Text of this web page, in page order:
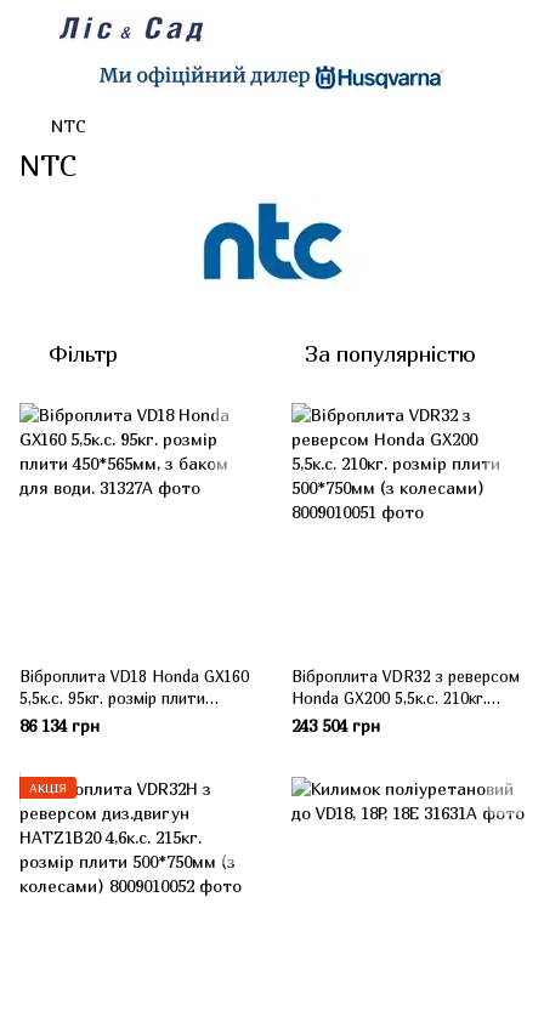
NTC
NTC
Фільтр За популярністю
Віброплита VD18 Honda GX160
5,5к.с. 95кг. розмір плити
450*565мм, з баком для води.
86 134 грн
Віброплита VDR32 з реверсом
Honda GX200 5,5к.с. 210кг.
розмір плити 500*750мм (з
колесами)
243 504 грн
АКЦІЯ